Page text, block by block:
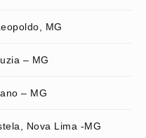
MG
– MG
– MG
Nova Lima -MG